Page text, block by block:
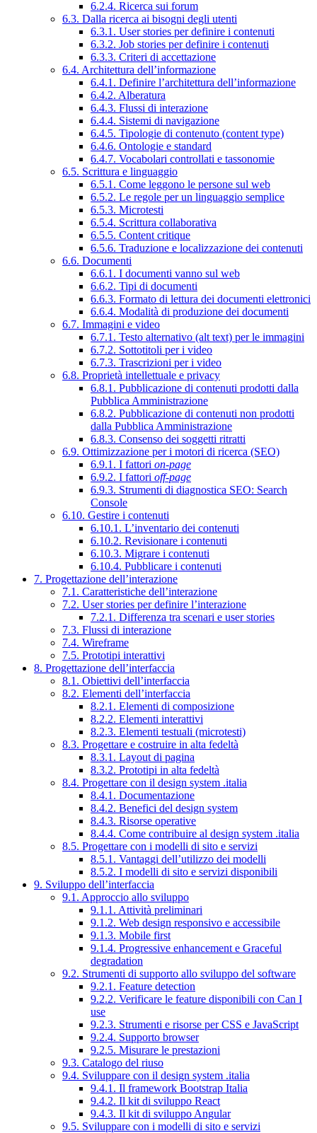
6.2.4. Ricerca sui forum
6.3. Dalla ricerca ai bisogni degli utenti
6.3.1. User stories per definire i contenuti
6.3.2. Job stories per definire i contenuti
6.3.3. Criteri di accettazione
6.4. Architettura dell’informazione
6.4.1. Definire l’architettura dell’informazione
6.4.2. Alberatura
6.4.3. Flussi di interazione
6.4.4. Sistemi di navigazione
6.4.5. Tipologie di contenuto (content type)
6.4.6. Ontologie e standard
6.4.7. Vocabolari controllati e tassonomie
6.5. Scrittura e linguaggio
6.5.1. Come leggono le persone sul web
6.5.2. Le regole per un linguaggio semplice
6.5.3. Microtesti
6.5.4. Scrittura collaborativa
6.5.5. Content critique
6.5.6. Traduzione e localizzazione dei contenuti
6.6. Documenti
6.6.1. I documenti vanno sul web
6.6.2. Tipi di documenti
6.6.3. Formato di lettura dei documenti elettronici
6.6.4. Modalità di produzione dei documenti
6.7. Immagini e video
6.7.1. Testo alternativo (alt text) per le immagini
6.7.2. Sottotitoli per i video
6.7.3. Trascrizioni per i video
6.8. Proprietà intellettuale e privacy
6.8.1. Pubblicazione di contenuti prodotti dalla
Pubblica Amministrazione
6.8.2. Pubblicazione di contenuti non prodotti
dalla Pubblica Amministrazione
6.8.3. Consenso dei soggetti ritratti
6.9. Ottimizzazione per i motori di ricerca (SEO)
6.9.1. I fattori on-page
6.9.2. I fattori off-page
6.9.3. Strumenti di diagnostica SEO: Search
Console
6.10. Gestire i contenuti
6.10.1. L’inventario dei contenuti
6.10.2. Revisionare i contenuti
6.10.3. Migrare i contenuti
6.10.4. Pubblicare i contenuti
7. Progettazione dell’interazione
7.1. Caratteristiche dell’interazione
7.2. User stories per definire l’interazione
7.2.1. Differenza tra scenari e user stories
7.3. Flussi di interazione
7.4. Wireframe
7.5. Prototipi interattivi
8. Progettazione dell’interfaccia
8.1. Obiettivi dell’interfaccia
8.2. Elementi dell’interfaccia
8.2.1. Elementi di composizione
8.2.2. Elementi interattivi
8.2.3. Elementi testuali (microtesti)
8.3. Progettare e costruire in alta fedeltà
8.3.1. Layout di pagina
8.3.2. Prototipi in alta fedeltà
8.4. Progettare con il design system .italia
8.4.1. Documentazione
8.4.2. Benefici del design system
8.4.3. Risorse operative
8.4.4. Come contribuire al design system .italia
8.5. Progettare con i modelli di sito e servizi
8.5.1. Vantaggi dell’utilizzo dei modelli
8.5.2. I modelli di sito e servizi disponibili
9. Sviluppo dell’interfaccia
9.1. Approccio allo sviluppo
9.1.1. Attività preliminari
9.1.2. Web design responsivo e accessibile
9.1.3. Mobile first
9.1.4. Progressive enhancement e Graceful
degradation
9.2. Strumenti di supporto allo sviluppo del software
9.2.1. Feature detection
9.2.2. Verificare le feature disponibili con Can I
use
9.2.3. Strumenti e risorse per CSS e JavaScript
9.2.4. Supporto browser
9.2.5. Misurare le prestazioni
9.3. Catalogo del riuso
9.4. Sviluppare con il design system .italia
9.4.1. Il framework Bootstrap Italia
9.4.2. Il kit di sviluppo React
9.4.3. Il kit di sviluppo Angular
9.5. Sviluppare con i modelli di sito e servizi